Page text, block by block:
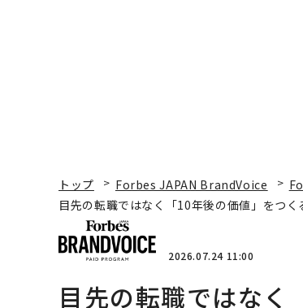
トップ Forbes JAPAN BrandVoice
目先の転職ではなく「10年後の価値」をつ
2026.07.24 11:00
目先の転職ではな